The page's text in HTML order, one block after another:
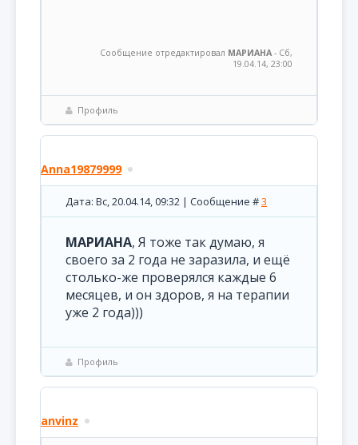
Сообщение отредактировал МАРИАНА- Сб,
19.04.14, 23:00
Профиль
Anna19879999
Дата: Вс, 20.04.14, 09:32 | Сообщение #3
МАРИАНА, Я тоже так думаю, я
своего за 2 года не заразила, и ещё
столько-же проверялся каждые 6
месяцев, и он здоров, я на терапии
уже 2 года)))
Профиль
anvinz